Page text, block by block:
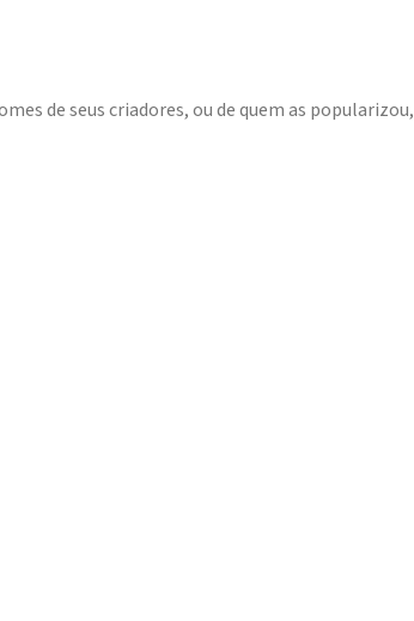
de seus criadores, ou de quem as popularizou,